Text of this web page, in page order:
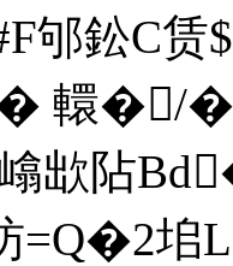
邭鈆C赁
轘�/
欪阽
垖